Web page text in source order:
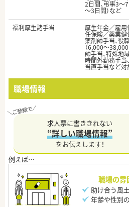
2日間、弔事3～
～3日間）など
福利厚生諸手当
厚生年金／雇
任保険／薬業健
薬剤師手当、役
（6,000～
師手当、特殊地
時間外勤務手当
当直手当など
職場情報
求人票に書ききれない
“詳しい職場情報”
をお伝えします！
職場の雰
助け合う風
年齢や性別